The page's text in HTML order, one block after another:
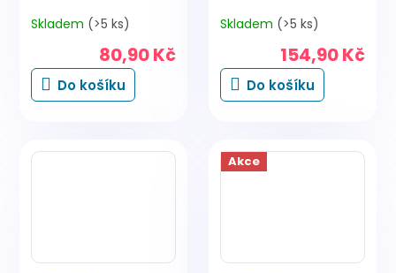
Skladem (>5 ks)
80,90 Kč
Do košíku
Skladem (>5 ks)
154,90 Kč
Do košíku
Akce